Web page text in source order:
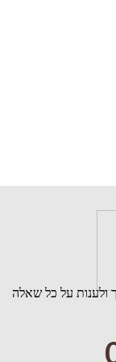
ולענות על כל שאלה